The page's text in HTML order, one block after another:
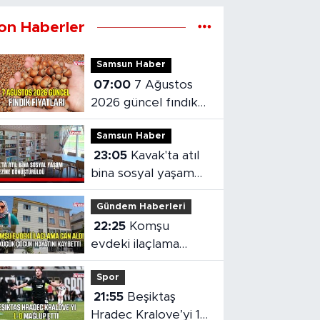
Haberler
Samsun Haber
07:00
2026 güncel fındık
fiyatları
Samsun Haber
23:05
bina sosyal yaşam
merkezine
dönüştürüldü
Gündem Haberleri
22:25
evdeki ilaçlama
küçük çocuğun
ölümüne neden oldu
Spor
21:55
Hradec Kralove’yi 1-